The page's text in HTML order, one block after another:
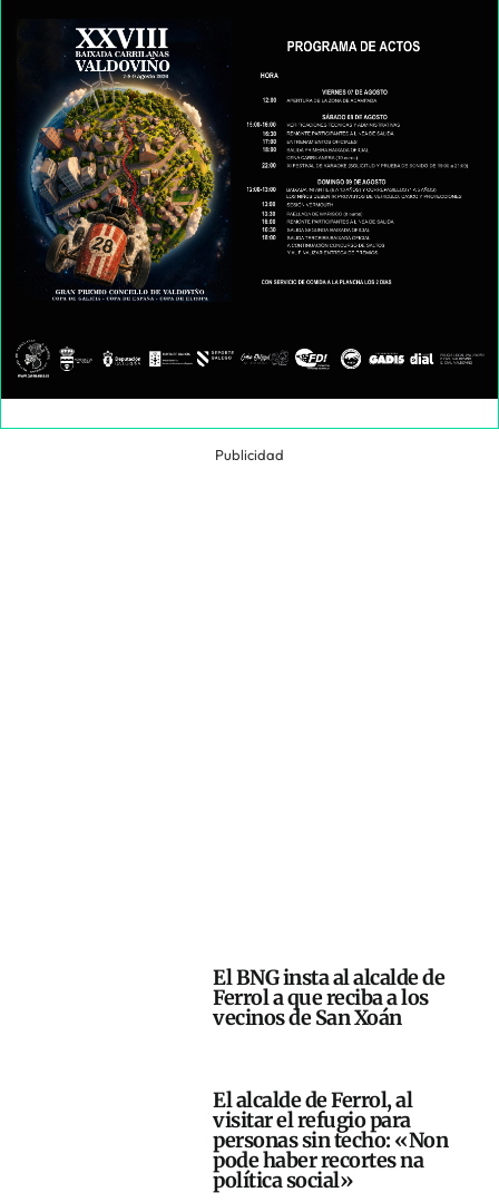
Publicidad
El BNG insta al alcalde de
Ferrol a que reciba a los
vecinos de San Xoán
El alcalde de Ferrol, al
visitar el refugio para
personas sin techo: «Non
pode haber recortes na
política social»